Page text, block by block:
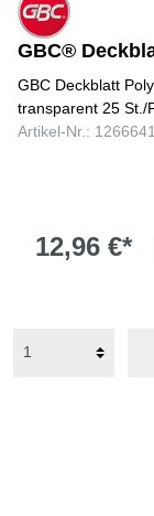
GBC®
GBC Deckblatt
transparent 25 St./
Artikel-Nr.:
12,96 €*